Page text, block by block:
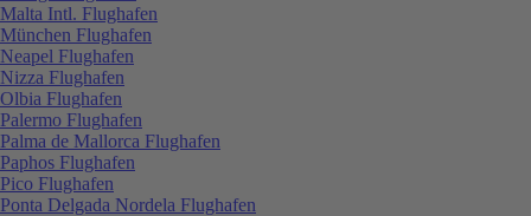
Malta Intl. Flughafen
München Flughafen
Neapel Flughafen
Nizza Flughafen
Olbia Flughafen
Palermo Flughafen
Palma de Mallorca Flughafen
Paphos Flughafen
Pico Flughafen
Ponta Delgada Nordela Flughafen